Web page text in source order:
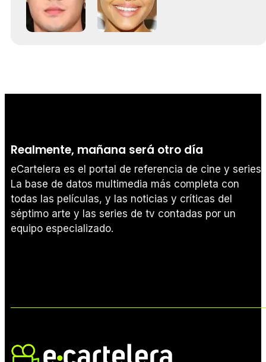
Realmente, mañana será otro día
eCartelera es el portal de referencia de cine y series.
La base de datos multimedia más completa con
todas las películas, y las noticias y críticas del
séptimo arte y las series de tv contadas por un
equipo especializado.